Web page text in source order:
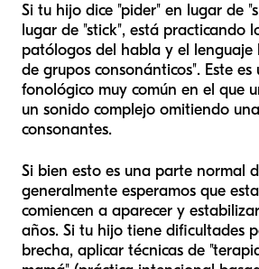
Si tu hijo dice "pider" en lugar de
lugar de "stick", está practicando
patólogos del habla y el lenguaje
de grupos consonánticos". Este es
fonológico muy común en el que
un sonido complejo omitiendo
consonantes.
Si bien esto es una parte normal
generalmente esperamos que
comiencen a aparecer y
años. Si tu hijo tiene dificultades
brecha, aplicar técnicas de